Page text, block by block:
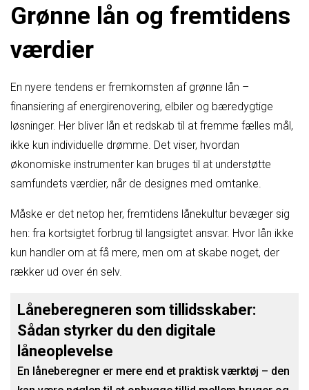
Grønne lån og fremtidens
værdier
En nyere tendens er fremkomsten af grønne lån –
finansiering af energirenovering, elbiler og bæredygtige
løsninger. Her bliver lån et redskab til at fremme fælles mål,
ikke kun individuelle drømme. Det viser, hvordan
økonomiske instrumenter kan bruges til at understøtte
samfundets værdier, når de designes med omtanke.
Måske er det netop her, fremtidens lånekultur bevæger sig
hen: fra kortsigtet forbrug til langsigtet ansvar. Hvor lån ikke
kun handler om at få mere, men om at skabe noget, der
rækker ud over én selv.
Låneberegneren som tillidsskaber:
Sådan styrker du den digitale
låneoplevelse
En låneberegner er mere end et praktisk værktøj – den